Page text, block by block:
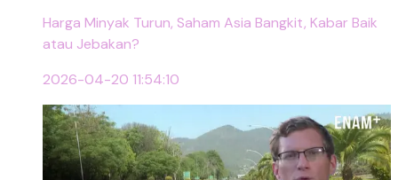
Harga Minyak Turun, Saham Asia Bangkit, Kabar Baik
atau Jebakan?
2026-04-20 11:54:10